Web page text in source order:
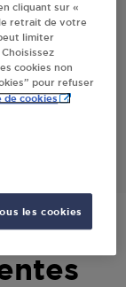
cliquant sur «
retrait de votre
limiter
cookies non
pour refuser
de cookies
les cookies